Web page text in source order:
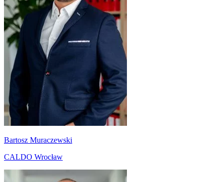
Bartosz Muraczewski
CALDO Wrocław